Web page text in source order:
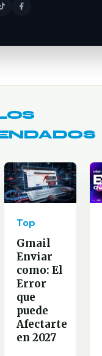
Top
Gmail
Enviar
como: El
Error
que
puede
Afectarte
en 2027